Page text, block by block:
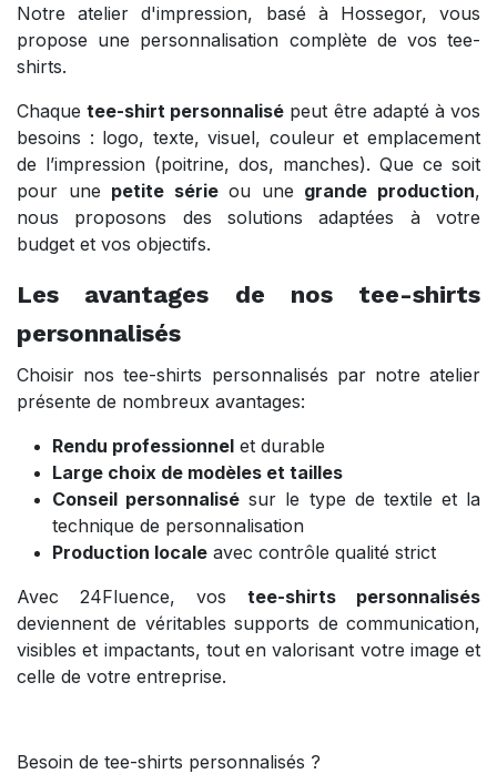
Notre atelier d'impression, basé à Hossegor, vous
propose une personnalisation complète de vos tee-
shirts.
Chaquetee-shirt personnalisé peut être adapté à vos
besoins : logo, texte, visuel, couleur et emplacement
de l’impression (poitrine, dos, manches). Que ce soit
pour une petite sérieou une grande production,
nous proposons des solutions adaptées à votre
budget et vos objectifs.
Les avantages de nos tee-shirts
personnalisés
Choisir nos tee-shirts personnalisés par notre atelier
présente de nombreux avantages:
Rendu professionnel et durable
Large choix de modèles et tailles
Conseil personnalisé sur le type de textile et la
technique de personnalisation
Production locale avec contrôle qualité strict
Avec 24Fluence, vos tee-shirts personnalisés
deviennent de véritables supports de communication,
visibles et impactants, tout en valorisant votre image et
celle de votre entreprise.
Besoin de tee-shirts personnalisés ?